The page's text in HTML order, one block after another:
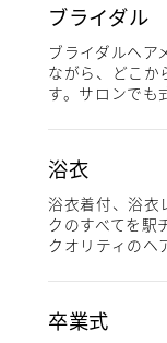
ブライダル
ブライダルヘア
ながら、どこか
す。サロンでも
浴衣
浴衣着付、浴衣
クのすべてを駅
クオリティのヘ
卒業式